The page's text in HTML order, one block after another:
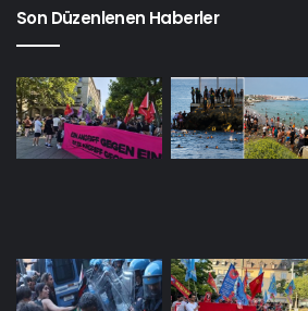
Son Düzenlenen Haberler